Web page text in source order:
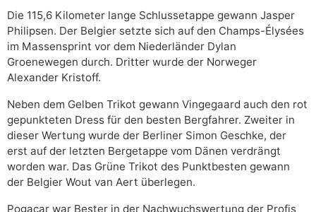
Die 115,6 Kilometer lange Schlussetappe gewann Jasper
Philipsen. Der Belgier setzte sich auf den Champs-Élysées
im Massensprint vor dem Niederländer Dylan
Groenewegen durch. Dritter wurde der Norweger
Alexander Kristoff.
Neben dem Gelben Trikot gewann Vingegaard auch den rot
gepunkteten Dress für den besten Bergfahrer. Zweiter in
dieser Wertung wurde der Berliner Simon Geschke, der
erst auf der letzten Bergetappe vom Dänen verdrängt
worden war. Das Grüne Trikot des Punktbesten gewann
der Belgier Wout van Aert überlegen.
Pogacar war Bester in der Nachwuchswertung der Profis